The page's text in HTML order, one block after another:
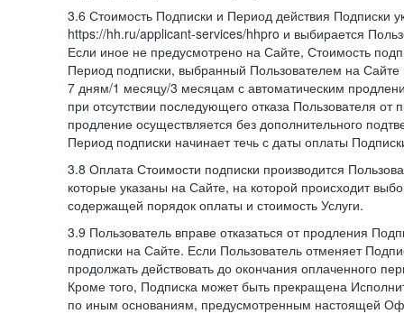
3.6 Стоимость Подписки и Период действия Подписки
https://hh.ru/applicant-services/hhpro и выбирается
Если иное не предусмотрено на Сайте, Стоимость
Период подписки, выбранный Пользователем на
7 дням/1 месяцу/3 месяцам с автоматическим
при отсутствии последующего отказа Пользователя от
продление осуществляется без дополнительного
Период подписки начинает течь с даты оплаты
3.8 Оплата Стоимости подписки производится
которые указаны на Сайте, на которой происходит
содержащей порядок оплаты и стоимость Услуги.
3.9 Пользователь вправе отказаться от продления
подписки на Сайте. Если Пользователь отменяет
продолжать действовать до окончания оплаченного
Кроме того, Подписка может быть прекращена
по иным основаниям, предусмотренным настоящей